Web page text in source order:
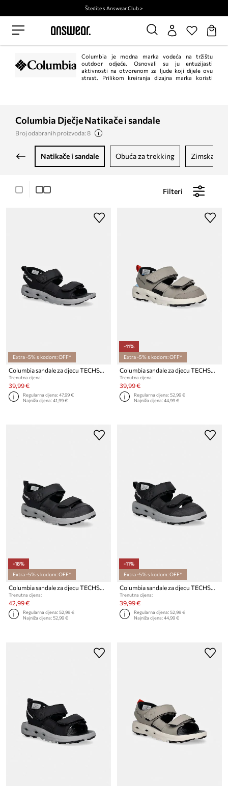
Štedite s Answear Club >
Columbia je modna marka vodeća na tržištu
outdoor odjeće. Osnovali su ju entuzijasti
aktivnosti na otvorenom za ljude koji dijele ovu
strast. Prilikom kreiranja dizajna marka koristi
Columbia Dječje Natikače i sandale
Broj odabranih proizvoda: 8
natikače i sandale obuća za trekking zimska
Filteri
Extra -5% s kodom: OFF*
Columbia sandale za djecu TECHSUN ADVENTURE
Trenutna cijena:
39,99 €
Regularna cijena:47,99 €
Najniža cijena:41,99 €
-11%
Extra -5% s kodom: OFF*
Columbia sandale za djecu TECHSUN ADVENTURE PT
Trenutna cijena:
39,99 €
Regularna cijena:52,99 €
Najniža cijena:44,99 €
-18%
Extra -5% s kodom: OFF*
Columbia sandale za djecu TECHSUN ADVENTURE PT
Trenutna cijena:
42,99 €
Regularna cijena:52,99 €
Najniža cijena:52,99 €
-11%
Extra -5% s kodom: OFF*
Columbia sandale za djecu TECHSUN ADVENTURE PT
Trenutna cijena:
39,99 €
Regularna cijena:52,99 €
Najniža cijena:44,99 €